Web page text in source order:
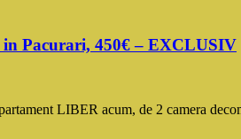
in Pacurari, 450€ – EXCLUSIV
LIBER acum, de 2 camera